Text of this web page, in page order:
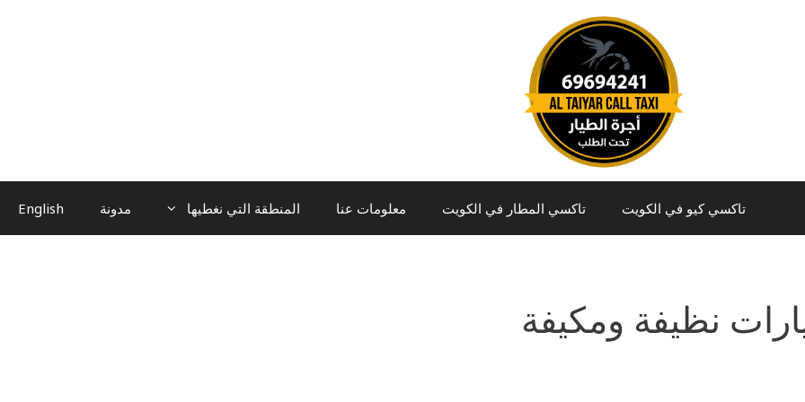
تاكسي كيو في الكويت تاكسي المطار في الكويت معلومات عنا المنطقة التي نغطيها مدونة English
نظيفة ومكيفة